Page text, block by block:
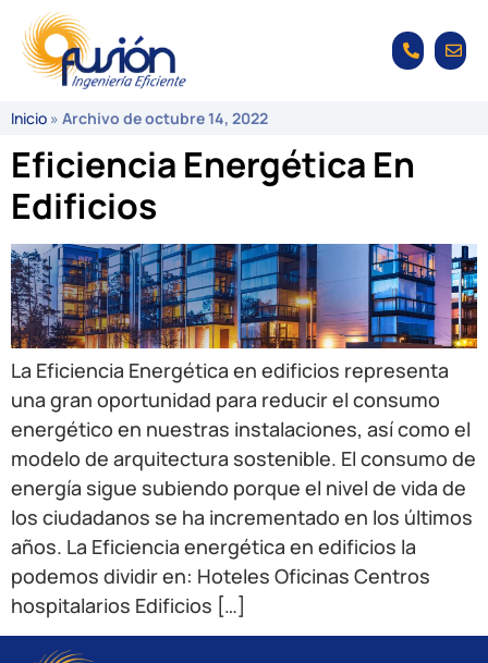
Inicio » Archivo de octubre 14, 2022
Eficiencia Energética En
Edificios
La Eficiencia Energética en edificios representa
una gran oportunidad para reducir el consumo
energético en nuestras instalaciones, así como el
modelo de arquitectura sostenible. El consumo de
energía sigue subiendo porque el nivel de vida de
los ciudadanos se ha incrementado en los últimos
años. La Eficiencia energética en edificios la
podemos dividir en: Hoteles Oficinas Centros
hospitalarios Edificios […]